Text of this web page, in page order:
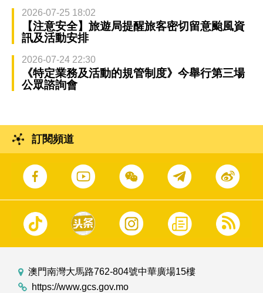
2026-07-25 18:02
【注意安全】旅遊局提醒旅客密切留意颱風資
訊及活動安排
2026-07-24 22:30
《特定業務及活動的規管制度》今舉行第三場
公眾諮詢會
訂閱頻道
澳門南灣大馬路762-804號中華廣場15樓
https://www.gcs.gov.mo